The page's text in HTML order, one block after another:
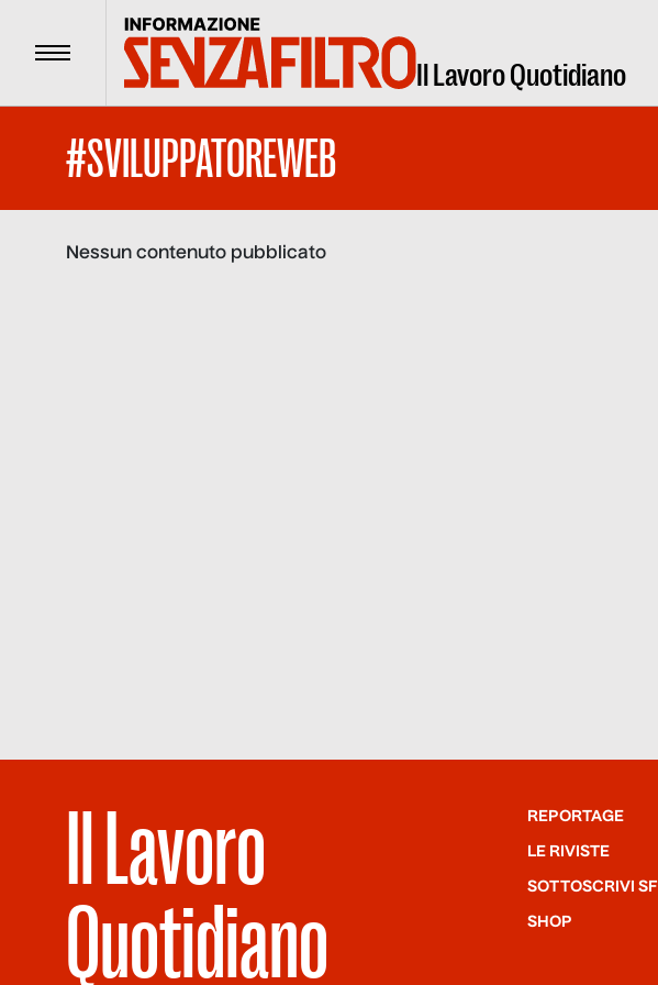
Menu Il Lavoro Quotidiano
#SVILUPPATOREWEB
Nessun contenuto pubblicato
Il Lavoro
Quotidiano
REPORTAGE
LE RIVISTE
SOTTOSCRIVI SF
SHOP